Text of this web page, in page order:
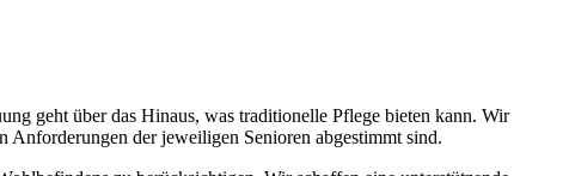
geht über das Hinaus, was traditionelle Pflege bieten kann. Wir
Anforderungen der jeweiligen Senioren abgestimmt sind.